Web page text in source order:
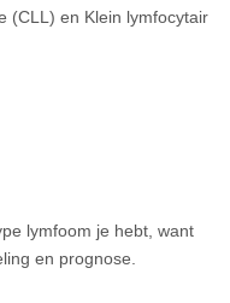
(CLL) en Klein lymfocytair
lymfoom je hebt, want
en prognose.